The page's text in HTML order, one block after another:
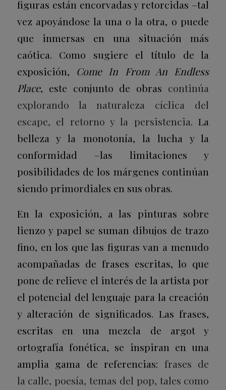
figuras están encorvadas y retorcidas –tal
vez apoyándose la una o la otra, o puede
que inmersas en una situación más
caótica. Como sugiere el título de la
exposición, Come In From An Endless
Place, este conjunto de obras continúa
explorando la naturaleza cíclica del
escape, el retorno y la persistencia. La
belleza y la monotonía, la lucha y la
conformidad –las limitaciones y
posibilidades de los márgenes continúan
siendo primordiales en sus obras.
En la exposición, a las pinturas sobre
lienzo y papel se suman dibujos de trazo
fino, en los que las figuras van a menudo
acompañadas de frases escritas, lo que
pone de relieve el interés de la artista por
el potencial del lenguaje para la creación
y alteración de significados. Las frases,
escritas en una mezcla de argot y
ortografía fonética, se inspiran en una
amplia gama de referencias: frases de
la calle, poesía, temas del pop, tales como